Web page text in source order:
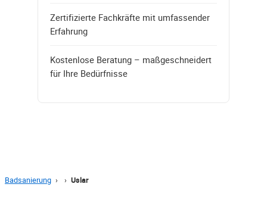
Zertifizierte Fachkräfte mit umfassender
Erfahrung
Kostenlose Beratung – maßgeschneidert
für Ihre Bedürfnisse
Badsanierung › › Uslar